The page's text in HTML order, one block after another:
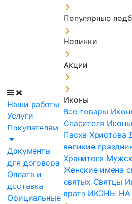
Наши работы
Услуги
Покупателям
Документы
для договора
Оплата и
доставка
Официальные
Популярные
Новинки
Акции
Иконы
Все товары
Спасителя
Пасха Христова
великие
Хранителя
Женские имена
святых Святцы
врата ИКОНЫ НА